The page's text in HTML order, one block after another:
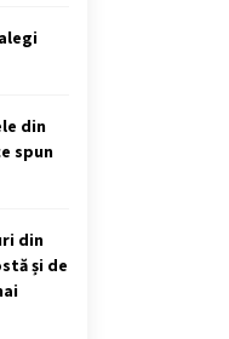
din
spun
din
și de